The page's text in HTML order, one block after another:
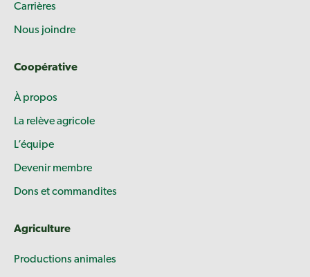
Carrières
Nous joindre
Coopérative
À propos
La relève agricole
L’équipe
Devenir membre
Dons et commandites
Agriculture
Productions animales